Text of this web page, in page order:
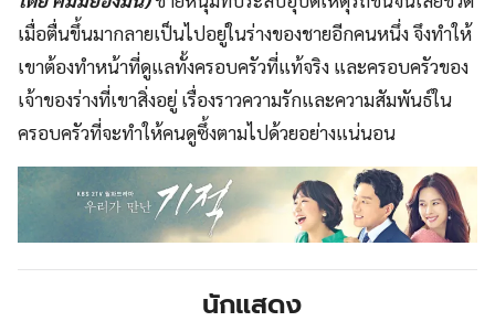
เมื่อตื่นขึ้นมากลายเป็นไปอยู่ในร่างของชายอีกคนหนึ่ง จึงทำให้
เขาต้องทำหน้าที่ดูแลทั้งครอบครัวที่แท้จริง และครอบครัวของ
เจ้าของร่างที่เขาสิ่งอยู่ เรื่องราวความรักและความสัมพันธ์ใน
ครอบครัวที่จะทำให้คนดูซึ้งตามไปด้วยอย่างแน่นอน
นักแสดง